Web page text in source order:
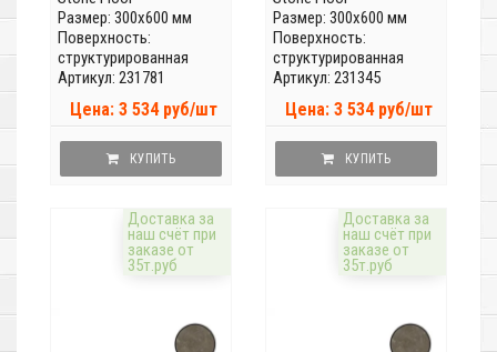
Размер: 300x600 мм
Поверхность:
структурированная
Артикул: 231781
Цена: 3 534 руб/шт
КУПИТЬ
Размер: 300x600 мм
Поверхность:
структурированная
Артикул: 231345
Цена: 3 534 руб/шт
КУПИТЬ
Доставка за
наш счёт при
заказе от
35т.руб
Доставка за
наш счёт при
заказе от
35т.руб